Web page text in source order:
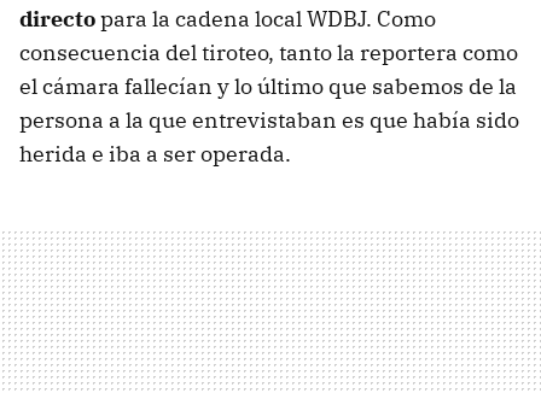
directopara la cadena local WDBJ. Como
consecuencia del tiroteo, tanto la reportera como
el cámara fallecían y lo último que sabemos de la
persona a la que entrevistaban es que había sido
herida e iba a ser operada.